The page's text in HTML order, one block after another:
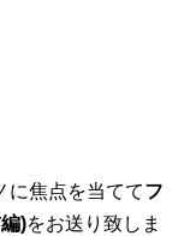
に焦点を当ててフ
)をお送り致しま